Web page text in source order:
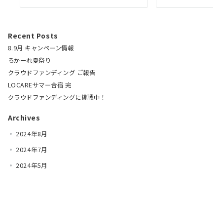
Recent Posts
8.9月 キャンペーン情報
ろかーれ夏祭り
クラウドファンディング ご報告
LOCAREサマー合宿 完
クラウドファンディングに挑戦中！
Archives
2024年8月
2024年7月
2024年5月